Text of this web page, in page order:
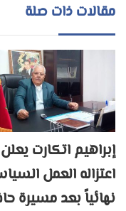
مقالات ذات صلة
إبراهيم اتكارت يعلن
اعتزاله العمل
نهائياً بعد مسيرة